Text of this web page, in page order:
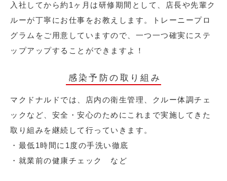
入社してから約1ヶ月は研修期間として、店長や先輩ク
ルーが丁寧にお仕事をお教えします。トレーニープロ
グラムをご用意していますので、一つ一つ確実にステ
ップアップすることができますよ！
感染予防の取り組み
マクドナルドでは、店内の衛生管理、クルー体調チェ
ックなど、安全・安心のためにこれまで実施してきた
取り組みを継続して行っていきます。
・最低1時間に1度の手洗い徹底
・就業前の健康チェック など